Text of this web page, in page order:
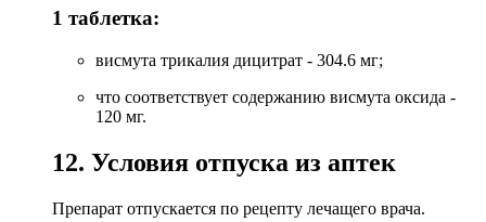
1 таблетка:
висмута трикалия дицитрат - 304.6 мг;
что соответствует содержанию висмута оксида -
120 мг.
12. Условия отпуска из аптек
Препарат отпускается по рецепту лечащего врача.